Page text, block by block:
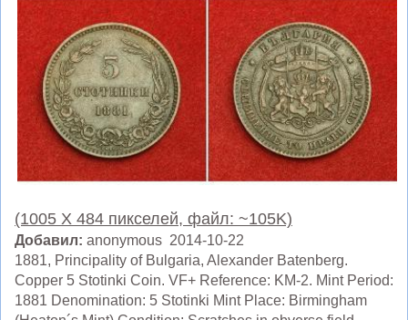
(1005 X 484 пикселей, файл: ~105K)
Добавил: anonymous 2014-10-22
1881, Principality of Bulgaria, Alexander Batenberg.
Copper 5 Stotinki Coin. VF+ Reference: KM-2. Mint Period:
1881 Denomination: 5 Stotinki Mint Place: Birmingham